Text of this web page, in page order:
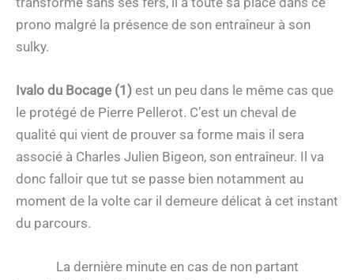
prono malgré la présence de son entraîneur à son
sulky.
Ivalo du Bocage (1) est un peu dans le même cas que
le protégé de Pierre Pellerot. C’est un cheval de
qualité qui vient de prouver sa forme mais il sera
associé à Charles Julien Bigeon, son entraîneur. Il va
donc falloir que tut se passe bien notamment au
moment de la volte car il demeure délicat à cet instant
du parcours.
La dernière minute en cas de non partant